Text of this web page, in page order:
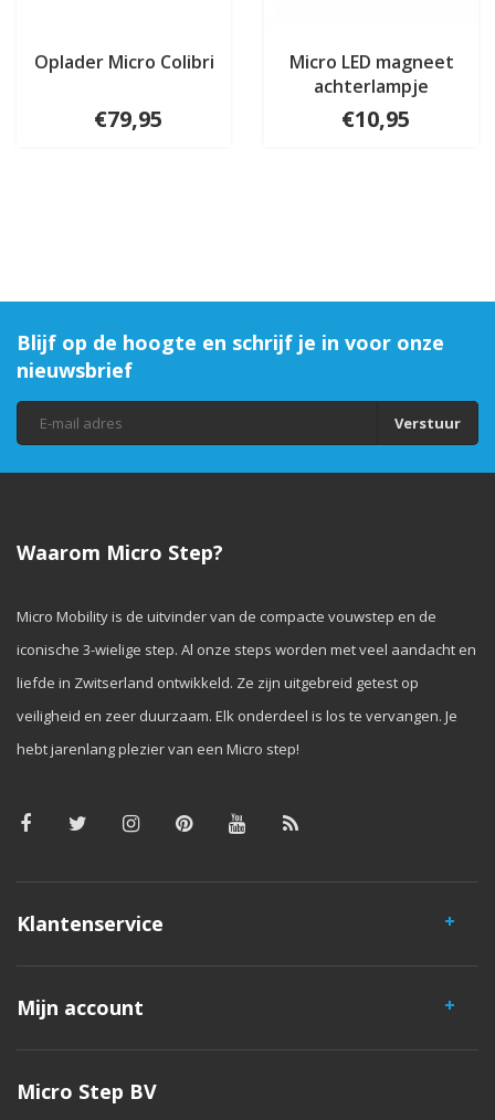
Oplader Micro Colibri
€79,95
Micro LED magneet
achterlampje
€10,95
Blijf op de hoogte en schrijf je in voor onze
nieuwsbrief
Verstuur
Waarom Micro Step?
Micro Mobility is de uitvinder van de compacte vouwstep en de
iconische 3-wielige step. Al onze steps worden met veel aandacht en
liefde in Zwitserland ontwikkeld. Ze zijn uitgebreid getest op
veiligheid en zeer duurzaam. Elk onderdeel is los te vervangen. Je
hebt jarenlang plezier van een Micro step!
Klantenservice
Mijn account
Micro Step BV